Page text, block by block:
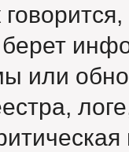
или